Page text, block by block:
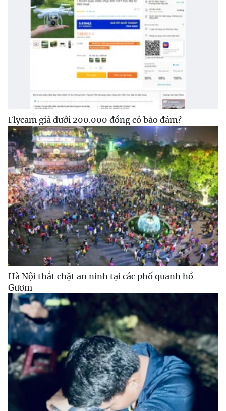
Flycam giá dưới 200.000 đồng có bảo đảm?
Hà Nội thắt chặt an ninh tại các phố quanh hồ
Gươm